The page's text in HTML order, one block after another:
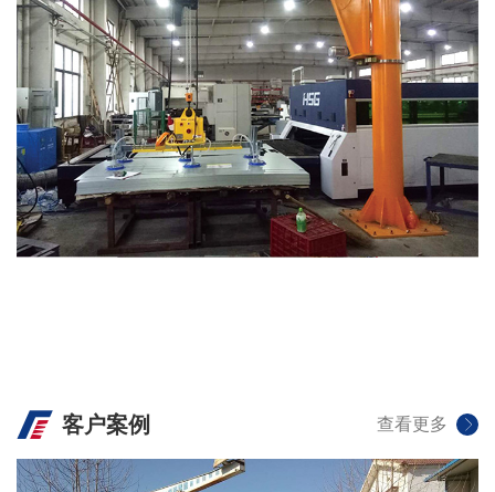
客户案例 查看更多